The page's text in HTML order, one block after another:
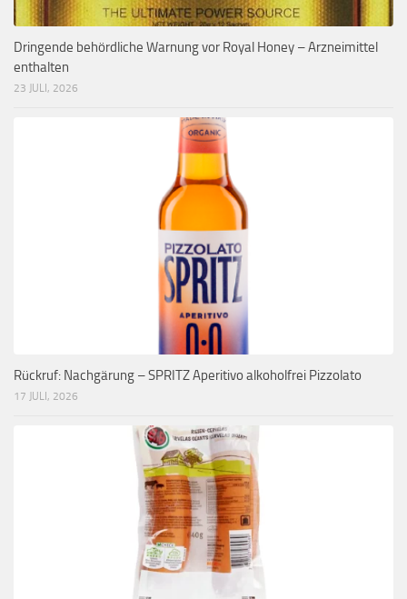
Dringende behördliche Warnung vor Royal Honey – Arzneimittel
enthalten
23 JULI, 2026
Rückruf: Nachgärung – SPRITZ Aperitivo alkoholfrei Pizzolato
17 JULI, 2026